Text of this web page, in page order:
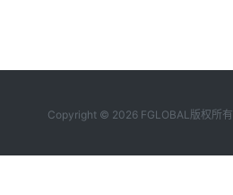
Copyright © 2026 FGLOBAL版权所有